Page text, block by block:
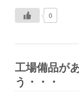
0
工場備品が
う・・・